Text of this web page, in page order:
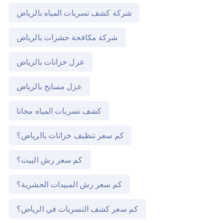
شركة كشف تسربات المياه بالرياض
شركة مكافحة حشرات بالرياض
عزل خزانات بالرياض
عزل مسابح بالرياض
كشف تسربات المياه مجانا
كم سعر تنظيف خزانات بالرياض؟
كم سعر رش البيت؟
كم سعر رش المبيدات الحشرية؟
كم سعر كشف التسربات في الرياض؟